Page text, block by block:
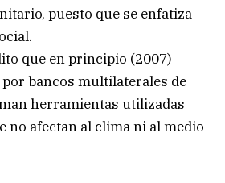
puesto que se enfatiza
que en principio (2007)
bancos multilaterales de
herramientas utilizadas
no afectan al clima ni al medio